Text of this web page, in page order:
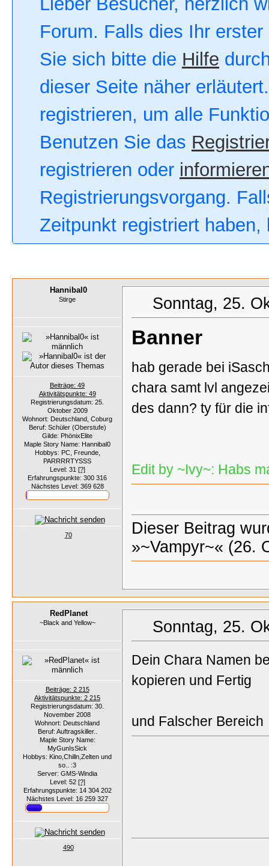
Forum. Falls dies Ihr
Sie sich bitte die Hilfe
dieser Seite näher
registrieren, um alle
Benutzen Sie das
registrieren oder
Registrierungsvorgang.
Zeitpunkt registriert
Hannibal0
Stirge
Beiträge: 49
Aktivitätspunkte: 49
Registrierungsdatum: 25.
Oktober 2009
Wohnort: Deutschland, Coburg
Beruf: Schüler (Oberstufe)
Gilde: PhönixElite
Maple Story Name: Hannibal0
Hobbys: PC, Freunde,
PARRRRTYSSS
Level: 31 [?]
Erfahrungspunkte: 300 316
Nächstes Level: 369 628
70
Sonntag, 25.
Banner
hab gerade bei
chara samt lvl
des dann? ty für die
Edit by ~Ivy~: Habs
Dieser Beitrag
»~Vampyr~« (26.
RedPlanet
~Black and Yellow~
Beiträge: 2 215
Aktivitätspunkte: 2 215
Registrierungsdatum: 30.
November 2008
Wohnort: Deutschland
Beruf: Auftragskiller..
Maple Story Name:
MyGunIsSick
Hobbys: Kino,Chilln,Zelten und
so.. :3
Server: GMS-Windia
Level: 52 [?]
Erfahrungspunkte: 14 304 202
Nächstes Level: 16 259 327
490
Sonntag, 25.
Dein Chara Namen
kopieren und Fertig
und Falscher Bereich